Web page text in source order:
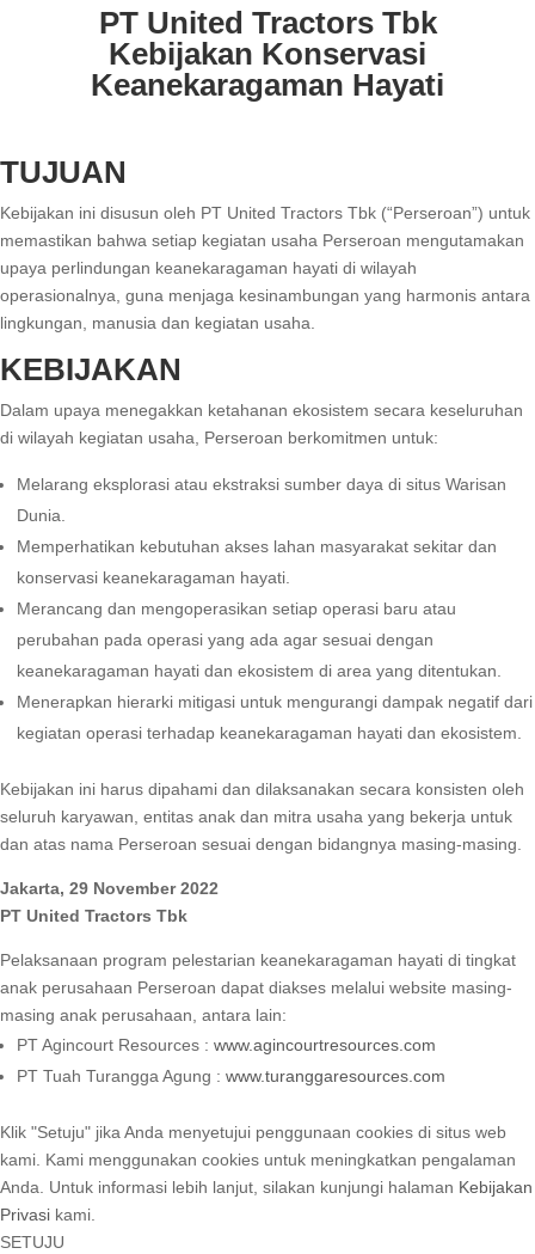
PT United Tractors Tbk
Kebijakan Konservasi
Keanekaragaman Hayati
TUJUAN
Kebijakan ini disusun oleh PT United Tractors Tbk (“Perseroan”) untuk
memastikan bahwa setiap kegiatan usaha Perseroan mengutamakan
upaya perlindungan keanekaragaman hayati di wilayah
operasionalnya, guna menjaga kesinambungan yang harmonis antara
lingkungan, manusia dan kegiatan usaha.
KEBIJAKAN
Dalam upaya menegakkan ketahanan ekosistem secara keseluruhan
di wilayah kegiatan usaha, Perseroan berkomitmen untuk:
Melarang eksplorasi atau ekstraksi sumber daya di situs Warisan
Dunia.
Memperhatikan kebutuhan akses lahan masyarakat sekitar dan
konservasi keanekaragaman hayati.
Merancang dan mengoperasikan setiap operasi baru atau
perubahan pada operasi yang ada agar sesuai dengan
keanekaragaman hayati dan ekosistem di area yang ditentukan.
Menerapkan hierarki mitigasi untuk mengurangi dampak negatif dari
kegiatan operasi terhadap keanekaragaman hayati dan ekosistem.
Kebijakan ini harus dipahami dan dilaksanakan secara konsisten oleh
seluruh karyawan, entitas anak dan mitra usaha yang bekerja untuk
dan atas nama Perseroan sesuai dengan bidangnya masing-masing.
Jakarta, 29 November 2022
PT United Tractors Tbk
Pelaksanaan program pelestarian keanekaragaman hayati di tingkat
anak perusahaan Perseroan dapat diakses melalui website masing-
masing anak perusahaan, antara lain:
PT Agincourt Resources : www.agincourtresources.com
PT Tuah Turangga Agung : www.turanggaresources.com
Klik "Setuju" jika Anda menyetujui penggunaan cookies di situs web
kami. Kami menggunakan cookies untuk meningkatkan pengalaman
Anda. Untuk informasi lebih lanjut, silakan kunjungi halaman Kebijakan
Privasi kami.
SETUJU